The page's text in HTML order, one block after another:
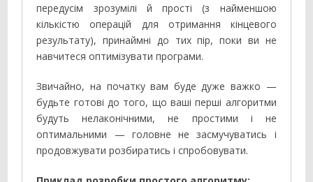
передусім зрозумілі й прості (з найменшою
кількістю операцій для отримання кінцевого
результату), принаймні до тих пір, поки ви не
навчитеся оптимізувати програми.
Звичайно, на початку вам буде дуже важко —
будьте готові до того, що ваші перші алгоритми
будуть нелаконічними, не простими і не
оптимальними — головне не засмучуватись і
продовжувати розбиратись і спробовувати.